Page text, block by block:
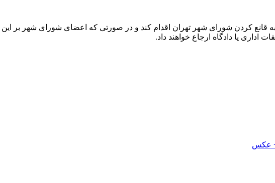
قانع کردن شورای شهر تهران اقدام کند و در صورتی که اعضای شورای شهر بر این
اداری یا دادگاه ارجاع خواهند داد.